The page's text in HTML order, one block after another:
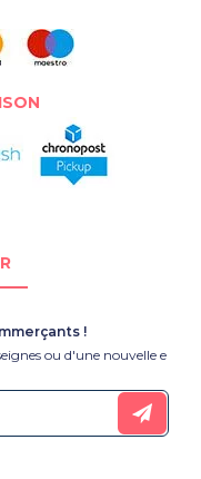
!
ou d'une nouvelle e